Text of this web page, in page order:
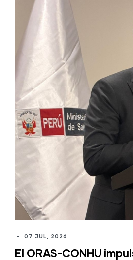
- 07 JUL, 2026
El ORAS-CONHU